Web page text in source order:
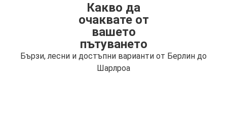
Какво да
очаквате от
вашето
пътуването
Бързи, лесни и достъпни варианти от Берлин до
Шарлроа